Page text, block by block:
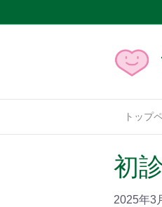
トップ
初
2025年3